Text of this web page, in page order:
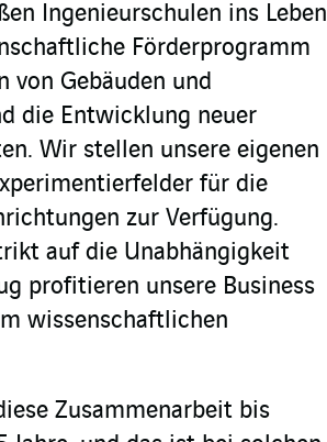
Ingenieurschulen ins Leben
Förderprogramm
von Gebäuden und
die Entwicklung neuer
Wir stellen unsere eigenen
für die
zur Verfügung.
auf die Unabhängigkeit
profitieren unsere Business
wissenschaftlichen
Zusammenarbeit bis